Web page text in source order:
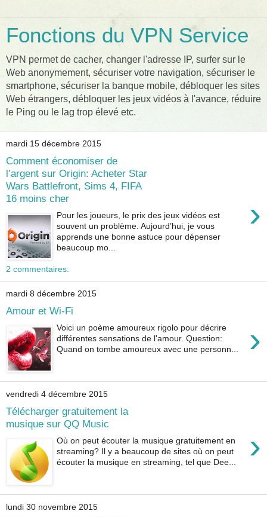
Fonctions du VPN Service
VPN permet de cacher, changer l'adresse IP, surfer sur le
Web anonymement, sécuriser votre navigation, sécuriser le
smartphone, sécuriser la banque mobile, débloquer les sites
Web étrangers, débloquer les jeux vidéos à l'avance, réduire
le Ping ou le lag trop élevé etc.
mardi 15 décembre 2015
Comment économiser de
l’argent sur Origin: Acheter Star
Wars Battlefront, Sims 4, FIFA
16 moins cher
›
Pour les joueurs, le prix des jeux vidéos est
souvent un problème. Aujourd’hui, je vous
apprends une bonne astuce pour dépenser
beaucoup mo...
2 commentaires:
mardi 8 décembre 2015
Amour et Wi-Fi
›
Voici un poème amoureux rigolo pour décrire
différentes sensations de l'amour. Question:
Quand on tombe amoureux avec une personn...
vendredi 4 décembre 2015
Télécharger gratuitement la
musique sur QQ Music
›
Où on peut écouter la musique gratuitement en
streaming? Il y a beaucoup de sites où on peut
écouter la musique en streaming, tel que Dee...
lundi 30 novembre 2015